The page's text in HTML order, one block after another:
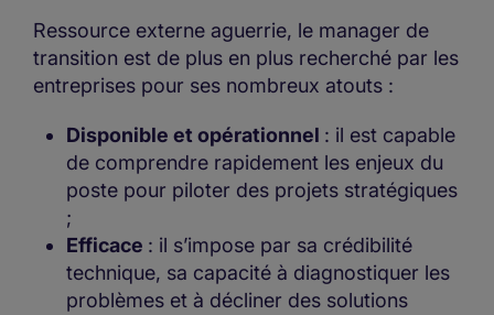
Ressource externe aguerrie, le manager de
transition est de plus en plus recherché par les
entreprises pour ses nombreux atouts :
Disponible et opérationnel : il est capable
de comprendre rapidement les enjeux du
poste pour piloter des projets stratégiques
;
Efficace : il s’impose par sa crédibilité
technique, sa capacité à diagnostiquer les
problèmes et à décliner des solutions